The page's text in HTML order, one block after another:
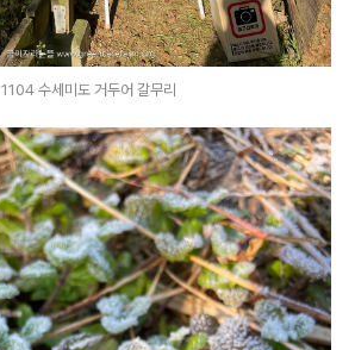
1104 수세미도 거두어 갈무리